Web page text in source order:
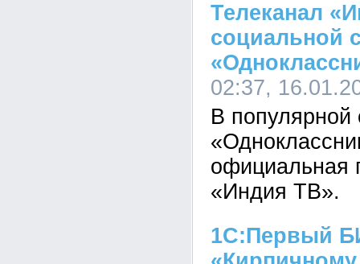
Телеканал
социальной
02:37,
В популярной
официальная
«Индия ТВ».
1С:Первый